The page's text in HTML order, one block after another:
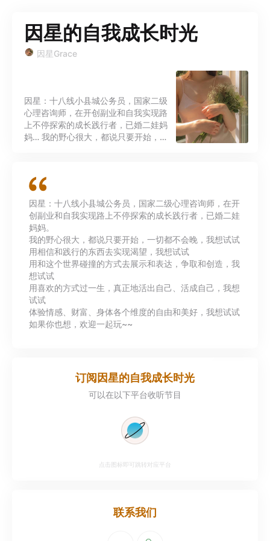
因星的自我成长时光
因星Grace
因星：十八线小县城公务员，国家二级
心理咨询师，在开创副业和自我实现路
上不停探索的成长践行者，已婚二娃妈
妈… 我的野心很大，都说只要开始，一
和创造，我想试试～ 用喜欢的方式过一
生，真正地活出自己、活成自己，我想
试试～ 体验情感、财富、身体各个维度
的自由和美好，我想试试～ 如果你也
想，欢迎一起玩吖～
因星：十八线小县城公务员，国家二级心理咨询师，在开
创副业和自我实现路上不停探索的成长践行者，已婚二娃
妈妈。
我的野心很大，都说只要开始，一切都不会晚，我想试试
用相信和践行的东西去实现渴望，我想试试
用和这个世界碰撞的方式去展示和表达，争取和创造，我
想试试
用喜欢的方式过一生，真正地活出自己、活成自己，我想
试试
体验情感、财富、身体各个维度的自由和美好，我想试试
如果你也想，欢迎一起玩~~
订阅 因星的自我成长时光
可以在以下平台收听节目
点击图标即可跳转对应平台
联系我们